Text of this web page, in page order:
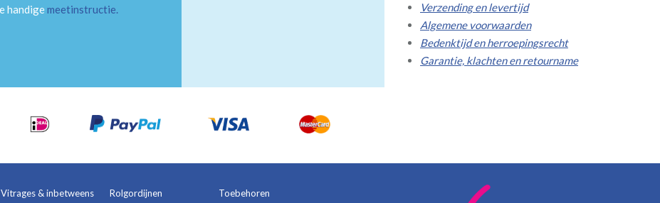
handigemeetinstructie.
Verzending en levertijd
Algemene voorwaarden
Bedenktijd en herroepingsrecht
Garantie, klachten en retourname
Vitrages & inbetweens Rolgordijnen Toebehoren